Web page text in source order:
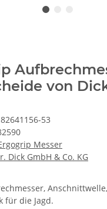
von
82641156-53
Messer
Dick GmbH & Co. KG
für die Jagd.